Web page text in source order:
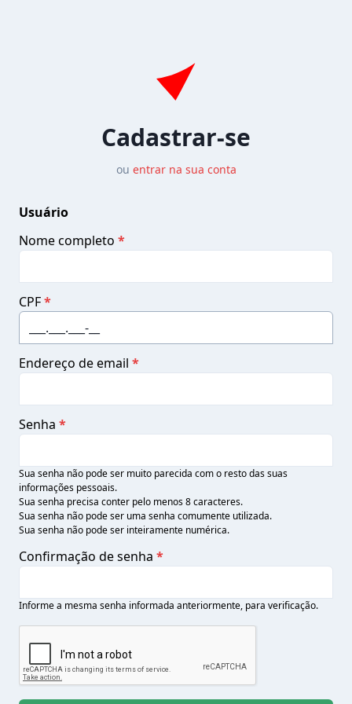
Cadastrar-se
ou entrar na sua conta
Usuário
Nome completo *
CPF*
Endereço de email *
Senha *
Sua senha não pode ser muito parecida com o resto das suas
informações pessoais.
Sua senha precisa conter pelo menos 8 caracteres.
Sua senha não pode ser uma senha comumente utilizada.
Sua senha não pode ser inteiramente numérica.
Confirmação de senha *
Informe a mesma senha informada anteriormente, para verificação.